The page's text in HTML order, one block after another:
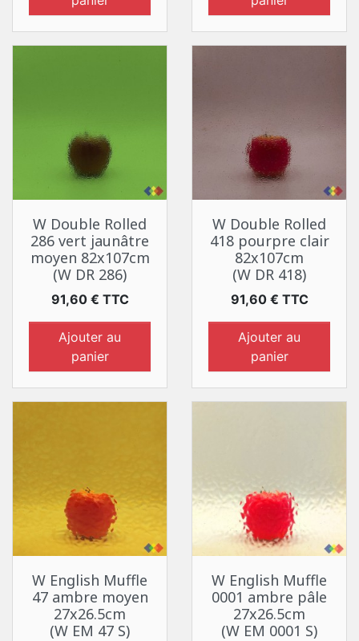
W Double Rolled
286 vert jaunâtre
moyen 82x107cm
(W DR 286)
Prix
91,60 € TTC
Ajouter au
panier
W Double Rolled
418 pourpre clair
82x107cm
(W DR 418)
Prix
91,60 € TTC
Ajouter au
panier
W English Muffle
47 ambre moyen
27x26.5cm
(W EM 47 S)
W English Muffle
0001 ambre pâle
27x26.5cm
(W EM 0001 S)